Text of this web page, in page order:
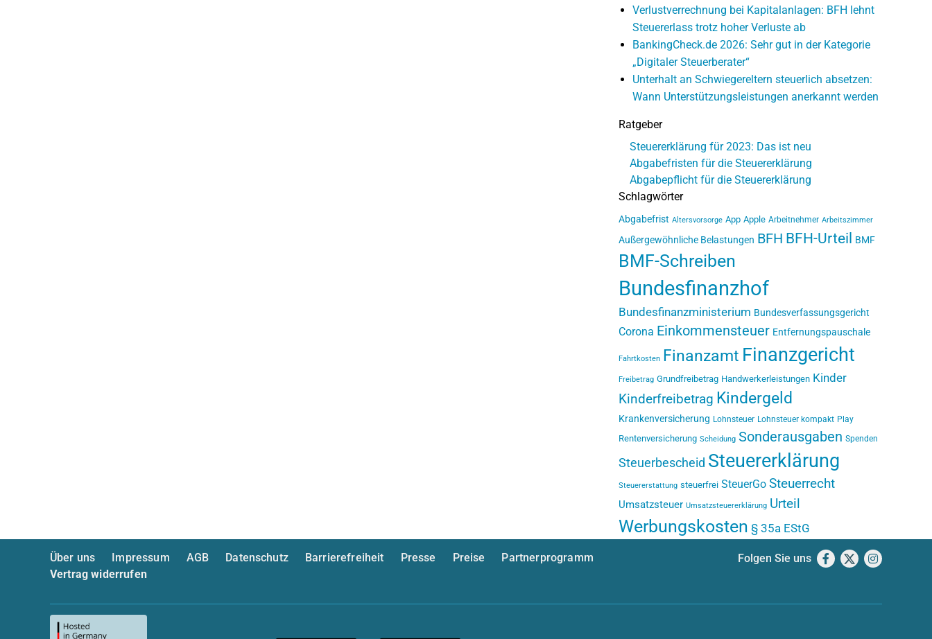
Verlustverrechnung bei Kapitalanlagen: BFH lehnt
Steuererlass trotz hoher Verluste ab
BankingCheck.de 2026: Sehr gut in der Kategorie
„Digitaler Steuerberater“
Unterhalt an Schwiegereltern steuerlich absetzen:
Wann Unterstützungsleistungen anerkannt werden
Ratgeber
Steuererklärung für 2023: Das ist neu
Abgabefristen für die Steuererklärung
Abgabepflicht für die Steuererklärung
Schlagwörter
Abgabefrist Altersvorsorge App Apple Arbeitnehmer Arbeitszimmer
Außergewöhnliche Belastungen BFH BFH-Urteil BMF
BMF-Schreiben
Bundesfinanzhof
Bundesfinanzministerium Bundesverfassungsgericht
Corona Einkommensteuer Entfernungspauschale
Fahrtkosten Finanzamt Finanzgericht
Freibetrag Grundfreibetrag Handwerkerleistungen Kinder
Kinderfreibetrag Kindergeld
Krankenversicherung Lohnsteuer Lohnsteuer kompakt Play
Rentenversicherung Scheidung Sonderausgaben Spenden
Steuerbescheid Steuererklärung
Steuererstattung steuerfrei SteuerGo Steuerrecht
Umsatzsteuer Umsatzsteuererklärung Urteil
Werbungskosten § 35a EStG
Über uns Impressum AGB Datenschutz Barrierefreiheit Presse Preise
Partnerprogramm
Vertrag widerrufen
Folgen Sie uns Facebook
X Instagram